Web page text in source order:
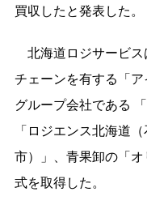
買収したと発表した。
北海道ロジサービ
チェーンを有する「
グループ会社である
「ロジエンス北海道
市）」、青果卸の「
式を取得した。